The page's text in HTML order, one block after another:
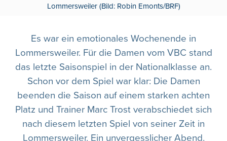
Lommersweiler (Bild: Robin Emonts/BRF)
Es war ein emotionales Wochenende in
Lommersweiler. Für die Damen vom VBC stand
das letzte Saisonspiel in der Nationalklasse an.
Schon vor dem Spiel war klar: Die Damen
beenden die Saison auf einem starken achten
Platz und Trainer Marc Trost verabschiedet sich
nach diesem letzten Spiel von seiner Zeit in
Lommersweiler. Ein unvergesslicher Abend.